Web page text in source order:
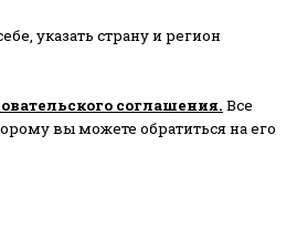
указать страну и регион
соглашения. Все
вы можете обратиться на его